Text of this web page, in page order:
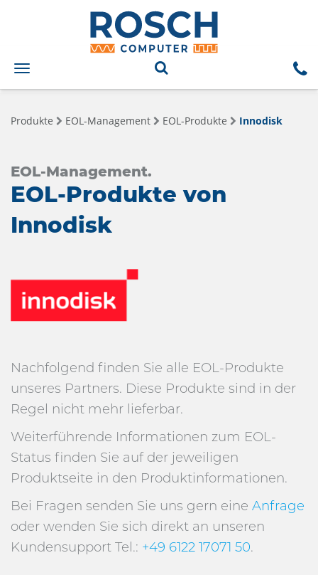
Toggle
navigation
Produkte EOL-Management EOL-Produkte Innodisk
EOL-Management.
EOL-Produkte von
Innodisk
Nachfolgend finden Sie alle EOL-Produkte
unseres Partners. Diese Produkte sind in der
Regel nicht mehr lieferbar.
Weiterführende Informationen zum EOL-
Status finden Sie auf der jeweiligen
Produktseite in den Produktinformationen.
Bei Fragen senden Sie uns gern eine Anfrage
oder wenden Sie sich direkt an unseren
Kundensupport Tel.: +49 6122 17071 50.